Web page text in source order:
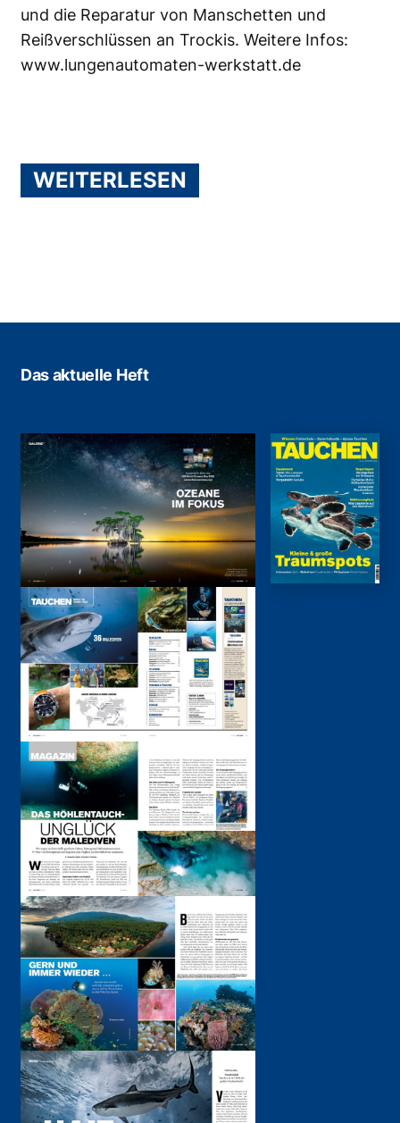
und die Reparatur von Manschetten und
Reißverschlüssen an Trockis. Weitere Infos:
www.lungenautomaten-werkstatt.de
WEITERLESEN
Das aktuelle Heft